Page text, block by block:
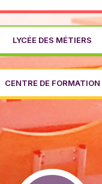
LYCÉE DES MÉTIERS
CENTRE DE FORMATION